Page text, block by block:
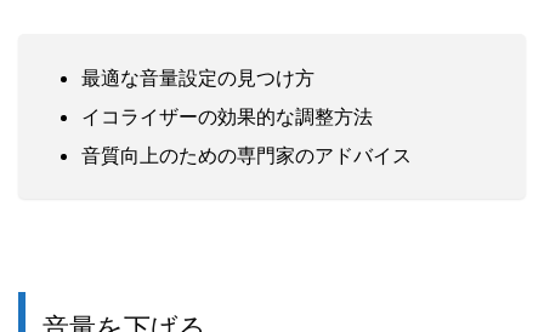
最適な音量設定の見つけ方
イコライザーの効果的な調整方法
音質向上のための専門家のアドバイス